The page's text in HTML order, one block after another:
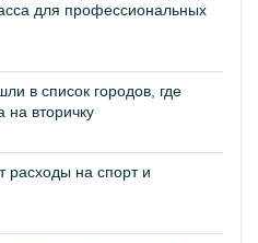
для профессиональных
в список городов, где
на вторичку
расходы на спорт и